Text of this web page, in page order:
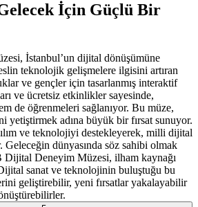
İçin Güçlü Bir
İstanbul’un dijital dönüşümüne
teknolojik gelişmelere ilgisini artıran
ve gençler için tasarlanmış interaktif
ve ücretsiz etkinlikler sayesinde,
de öğrenmeleri sağlanıyor. Bu müze,
yetiştirmek adına büyük bir fırsat sunuyor.
ve teknolojiyi destekleyerek, milli dijital
dünyasında söz sahibi olmak
Deneyim Müzesi, ilham kaynağı
sanat ve teknolojinin buluştuğu bu
geliştirebilir, yeni fırsatlar yakalayabilir